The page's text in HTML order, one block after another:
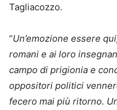
Tagliacozzo.
“Un’emozione essere
romani e ai loro
campo di prigionia e
oppositori politici
fecero mai più ritorno.